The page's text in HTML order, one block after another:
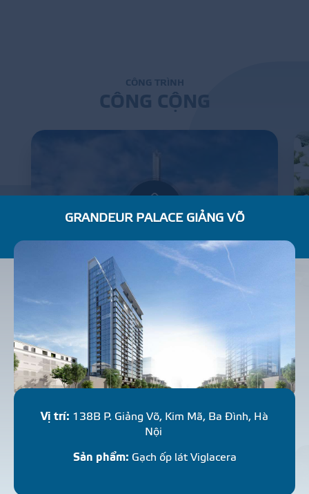
CÔNG TRÌN H
CÔNG CỘNG
BẢO TÀNG LỊCH SỬ QUÂN SỰ VIỆT NAM
NHÀ Ở
GRANDEUR PALACE GIẢNG VÕ
Vị trí: 138B P. Giảng Võ, Kim Mã, Ba Đình, Hà
Nội
Sản phẩm: Gạch ốp lát Viglacera